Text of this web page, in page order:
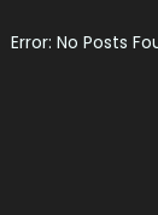
Error: No Posts